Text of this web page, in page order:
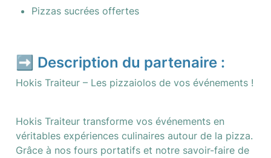
Pizzas sucrées offertes
➡️ Description du partenaire :
Hokis Traiteur – Les pizzaiolos de vos événements !
Hokis Traiteur transforme vos événements en
véritables expériences culinaires autour de la pizza.
Grâce à nos fours portatifs et notre savoir-faire de